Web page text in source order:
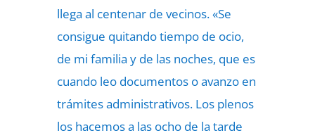
llega al centenar de vecinos. «Se
consigue quitando tiempo de ocio,
de mi familia y de las noches, que es
cuando leo documentos o avanzo en
trámites administrativos. Los plenos
los hacemos a las ocho de la tarde